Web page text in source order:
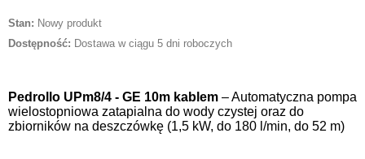
Stan: Nowy produkt
Dostępność: Dostawa w ciągu 5 dni roboczych
Pedrollo UPm8/4 - GE 10m kablem – Automatyczna pompa
wielostopniowa zatapialna do wody czystej oraz do
zbiorników na deszczówkę (1,5 kW, do 180 l/min, do 52 m)